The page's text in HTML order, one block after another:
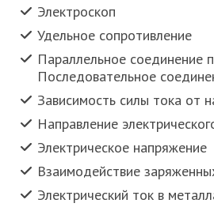
Электроскоп
Удельное сопротивление
Параллельное соединение
Последовательное
Зависимость силы тока от
Направление
Электрическое напряжение
Взаимодействие
Электрический ток в